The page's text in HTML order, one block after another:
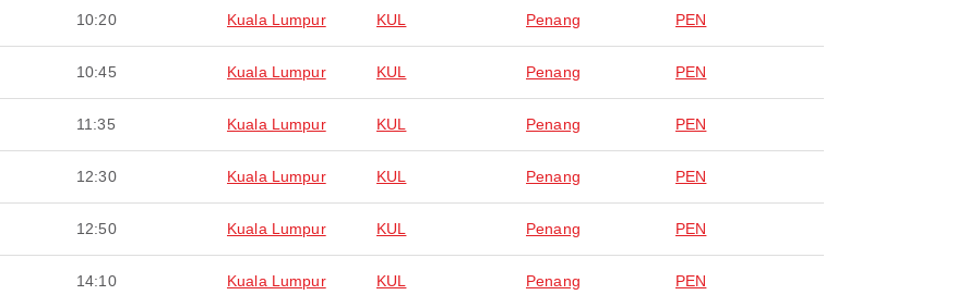
10:20 Kuala Lumpur KUL Penang PEN
10:45 Kuala Lumpur KUL Penang PEN
11:35 Kuala Lumpur KUL Penang PEN
12:30 Kuala Lumpur KUL Penang PEN
12:50 Kuala Lumpur KUL Penang PEN
14:10 Kuala Lumpur KUL Penang PEN